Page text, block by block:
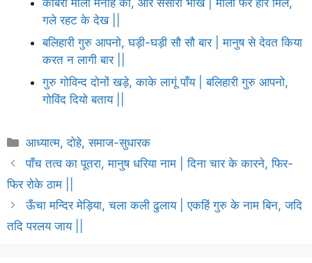
गले रहट के देख ||
बलिहारी गुरु आपनो, घड़ी-घड़ी सौ सौ बार | मानुष से देवत किया
करत न लागी बार ||
गुरु गोविन्द दोनों खड़े, काके लागूं पाँय | बलिहारी गुरु आपनो,
गोविंद दियो बताय ||
Categories
आध्यात्म,दोहे,समाज-सुधारक
पाँच तत्व का पूतरा, मानुष धरिया नाम | दिना चार के कारने, फिर-
फिर रोके ठाम ||
ऊँचा मन्दिर मेड़िया, चला कली ढुलाय | एकहिं गुरु के नाम बिन, जदि
तदि परलय जाय ||